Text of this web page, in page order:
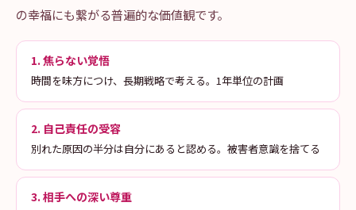
の幸福にも繋がる普遍的な価値観です。
1. 焦らない覚悟
時間を味方につけ、長期戦略で考える。1年単位の計画
2. 自己責任の受容
別れた原因の半分は自分にあると認める。被害者意識を捨てる
3. 相手への深い尊重